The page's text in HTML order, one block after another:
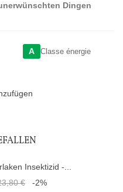
Dingen
A Classe énergie
Insektizid -...
€ -2%